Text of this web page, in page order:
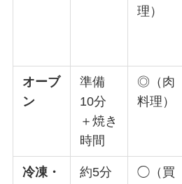
理）
オーブ
ン
準備
10分
＋焼き
時間
◎（肉
料理）
冷凍・
約5分
◯（買